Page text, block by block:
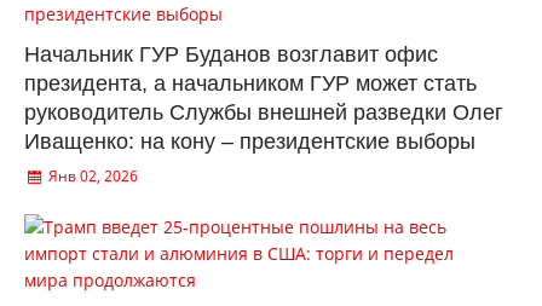
Начальник ГУР Буданов возглавит офис
президента, а начальником ГУР может стать
руководитель Службы внешней разведки Олег
Иващенко: на кону – президентские выборы
Янв 02, 2026